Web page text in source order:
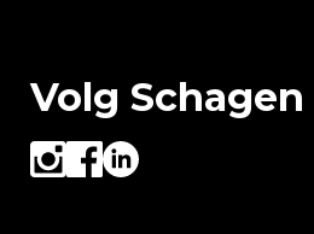
Volg Schagen